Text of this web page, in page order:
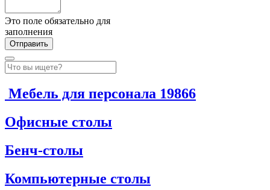
Это поле обязательно для
заполнения
Мебель для персонала 19866
Офисные столы
Бенч-столы
Компьютерные столы